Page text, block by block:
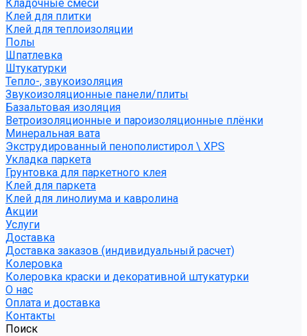
Кладочные смеси
Клей для плитки
Клей для теплоизоляции
Полы
Шпатлевка
Штукатурки
Тепло-, звукоизоляция
Звукоизоляционные панели/плиты
Базальтовая изоляция
Ветроизоляционные и пароизоляционные плёнки
Минеральная вата
Экструдированный пенополистирол \ XPS
Укладка паркета
Грунтовка для паркетного клея
Клей для паркета
Клей для линолиума и кавролина
Акции
Услуги
Доставка
Доставка заказов (индивидуальный расчет)
Колеровка
Колеровка краски и декоративной штукатурки
О нас
Оплата и доставка
Контакты
Поиск